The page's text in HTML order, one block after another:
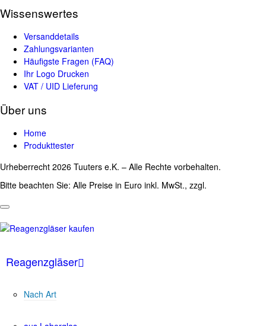
Wissenswertes
Versanddetails
Zahlungsvarianten
Häufigste Fragen (FAQ)
Ihr Logo Drucken
VAT / UID Lieferung
Über uns
Home
Produkttester
Urheberrecht 2026 Tuuters e.K. – Alle Rechte vorbehalten.
Bitte beachten Sie: Alle Preise in Euro inkl. MwSt., zzgl.
Reagenzgläser
Nach Art